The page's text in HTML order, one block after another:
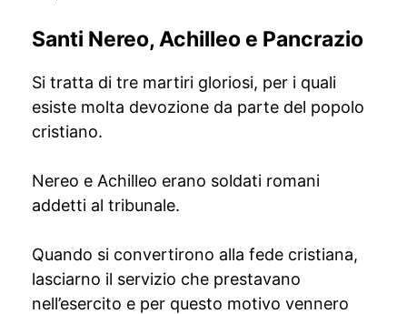
Santi Nereo, Achilleo e Pancrazio
Si tratta di tre martiri gloriosi, per i quali
esiste molta devozione da parte del popolo
cristiano.
Nereo e Achilleo erano soldati romani
addetti al tribunale.
Quando si convertirono alla fede cristiana,
lasciarno il servizio che prestavano
nell’esercito e per questo motivo vennero